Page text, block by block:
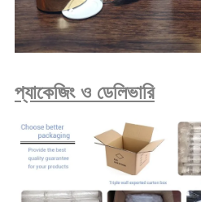
প্যাকেজিং ও ডেলিভারি